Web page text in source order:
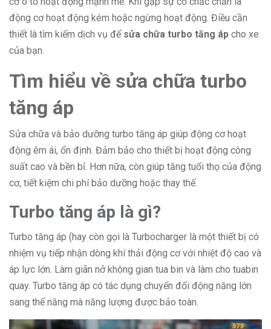
động cơ hoạt động kém hoặc ngừng hoạt động. Điều cần
thiết là tìm kiếm dịch vụ để sửa chữa turbo tăng áp cho xe
của bạn.
Tìm hiểu về sửa chữa turbo
tăng áp
Sửa chữa và bảo dưỡng turbo tăng áp giúp động cơ hoạt
động êm ái, ổn định. Đảm bảo cho thiết bị hoạt động công
suất cao và bền bỉ. Hơn nữa, còn giúp tăng tuổi thọ của động
cơ, tiết kiệm chi phí bảo dưỡng hoặc thay thế.
Turbo tăng áp là gì?
Turbo tăng áp (hay còn gọi là Turbocharger là một thiết bị có
nhiệm vụ tiếp nhận dòng khí thải động cơ với nhiệt độ cao và
áp lực lớn. Làm giãn nở không gian tua bin và làm cho tuabin
quay. Turbo tăng áp có tác dụng chuyển đổi động năng lớn
sang thế năng mà năng lượng được bảo toàn.